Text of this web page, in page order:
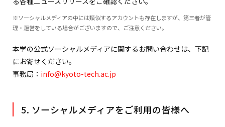
※ソーシャルメディアの中には類似するアカウントも存在しますが、第三者が管
理・運営をしている場合がございますので、ご注意ください。
本学の公式ソーシャルメディアに関するお問い合わせは、下記
にお寄せください。
事務局： info@kyoto-tech.ac.jp
5. ソーシャルメディアをご利用の皆様へ